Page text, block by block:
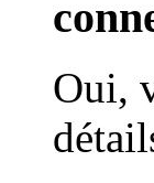
Oui,